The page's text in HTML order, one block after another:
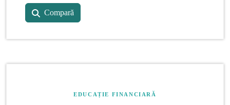
Compară
EDUCAȚIE FINANCIARĂ